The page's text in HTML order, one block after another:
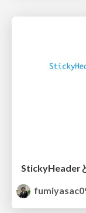
StickyHeader